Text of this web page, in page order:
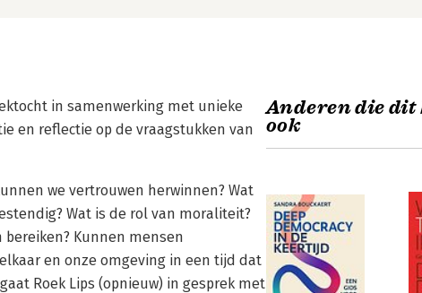
in samenwerking met unieke
en reflectie op de vraagstukken van
we vertrouwen herwinnen? Wat
Wat is de rol van moraliteit?
Kunnen mensen
en onze omgeving in een tijd dat
Roek Lips (opnieuw) in gesprek met
Anderen die dit
ook